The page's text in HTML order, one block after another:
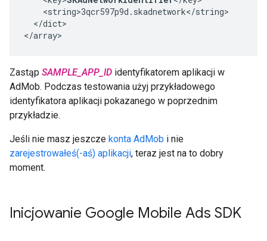
    <string>3qcr597p9d.skadnetwork</string>
  </dict>
</array>
Zastąp SAMPLE_APP_ID identyfikatorem aplikacji w
AdMob. Podczas testowania użyj przykładowego
identyfikatora aplikacji pokazanego w poprzednim
przykładzie.
Jeśli nie masz jeszcze konta AdMob i nie
zarejestrowałeś(-aś) aplikacji, teraz jest na to dobry
moment.
Inicjowanie Google Mobile Ads SDK